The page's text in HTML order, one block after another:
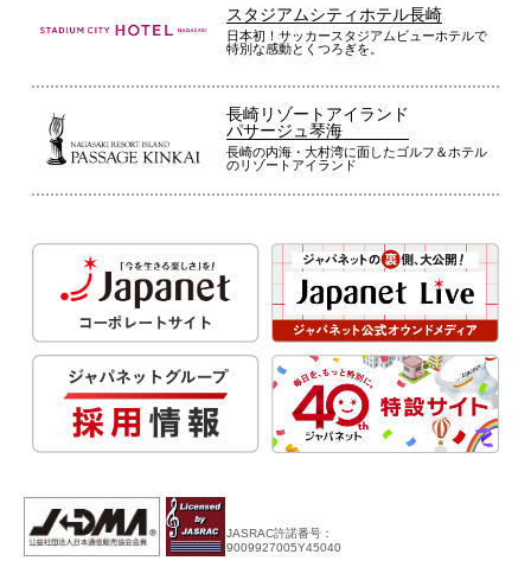
スタジアムシティホテル長崎
日本初！サッカースタジアムビューホテルで
特別な感動とくつろぎを。
長崎リゾートアイランド
パサージュ琴海
長崎の内海・大村湾に面したゴルフ＆ホテル
のリゾートアイランド
JASRAC許諾番号：
9009927005Y45040